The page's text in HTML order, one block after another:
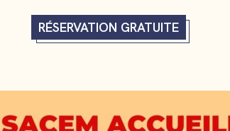
RÉSERVATION GRATUITE